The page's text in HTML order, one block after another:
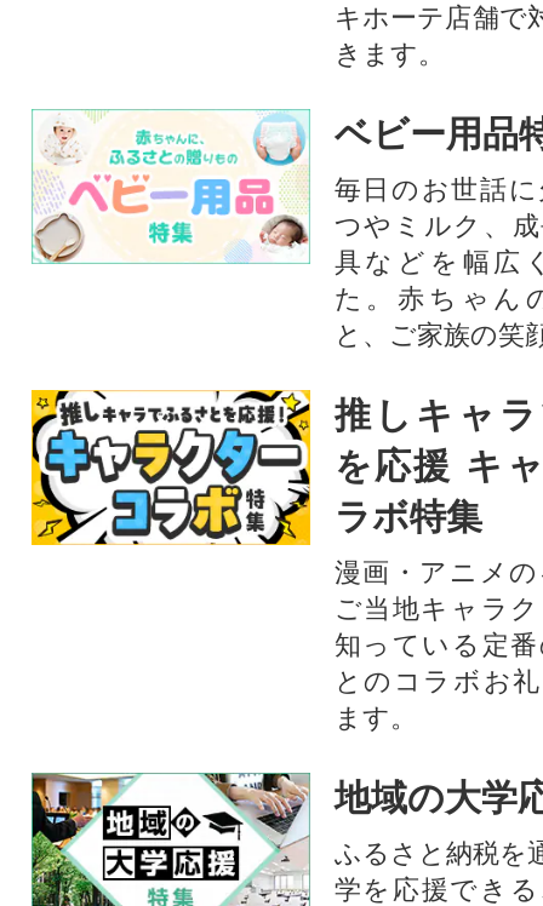
キホーテ店舗で
きます。
ベビー用品
毎日のお世話
つやミルク、
具などを幅広
た。赤ちゃん
と、ご家族の笑
推しキャ
を応援 キ
ラボ特集
漫画・アニメ
ご当地キャラ
知っている定
とのコラボお
ます。​
地域の大学
ふるさと納税を
学を応援でき